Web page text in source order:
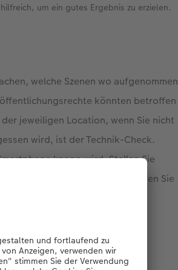
um ein gutes Ergebnis zu erzielen.
welche Szenen wo aufgenommen
könnten betroffen
jeweiligen Location, wenn Sie nicht
wird, ist der Technik-Check.
knapp wird. Stellen Sie
Ihrem Gerät vorhanden ist. Prüfen Sie